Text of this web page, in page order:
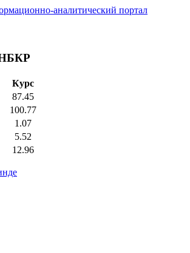
Курс
87.45
100.77
1.07
5.52
12.96